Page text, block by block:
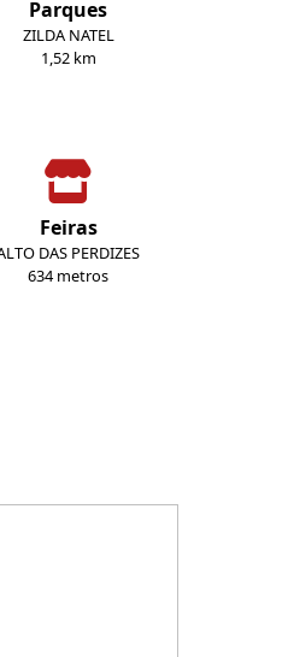
Parques
ZILDA NATEL
1,52 km
Feiras
DAS PERDIZES
634 metros